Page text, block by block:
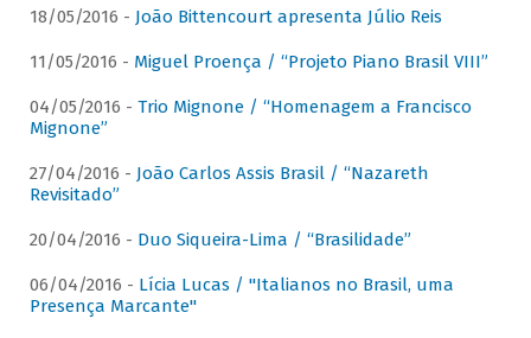
18/05/2016 - João Bittencourt apresenta Júlio Reis
11/05/2016 - Miguel Proença / “Projeto Piano Brasil VIII”
04/05/2016 - Trio Mignone / “Homenagem a Francisco
Mignone”
27/04/2016 - João Carlos Assis Brasil / “Nazareth
Revisitado”
20/04/2016 - Duo Siqueira-Lima / “Brasilidade”
06/04/2016 - Lícia Lucas / "Italianos no Brasil, uma
Presença Marcante"